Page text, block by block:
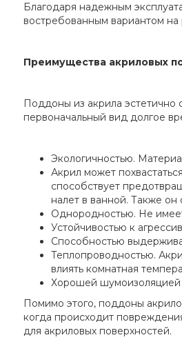
Благодаря надежным
востребованным вариантом на
Преимущества акриловых
Поддоны из акрила эстетично
первоначальный вид долгое
Экологичностью.
Акрил может
способствует
налет в ванной. Также
Однородностью. Не
Устойчивостью к
Способностью
Теплопроводностью.
влиять комнатная
Хорошей шумоизоляцией
Помимо этого, поддоны
когда происходит
для акриловых поверхностей.